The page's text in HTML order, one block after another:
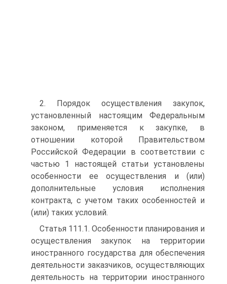
2. Порядок осуществления закупок,
установленный настоящим Федеральным
законом, применяется к закупке, в
отношении которой Правительством
Российской Федерации в соответствии с
частью 1 настоящей статьи установлены
особенности ее осуществления и (или)
дополнительные условия исполнения
контракта, с учетом таких особенностей и
(или) таких условий.
Статья 111.1. Особенности планирования и
осуществления закупок на территории
иностранного государства для обеспечения
деятельности заказчиков, осуществляющих
деятельность на территории иностранного